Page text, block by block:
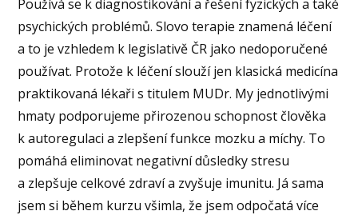
Používá se k diagnostikování a řešení fyzických a také
psychických problémů. Slovo terapie znamená léčení
a to je vzhledem k legislativě ČR jako nedoporučené
používat. Protože k léčení slouží jen klasická medicína
praktikovaná lékaři s titulem MUDr. My jednotlivými
hmaty podporujeme přirozenou schopnost člověka
k autoregulaci a zlepšení funkce mozku a míchy. To
pomáhá eliminovat negativní důsledky stresu
a zlepšuje celkové zdraví a zvyšuje imunitu. Já sama
jsem si během kurzu všimla, že jsem odpočatá více